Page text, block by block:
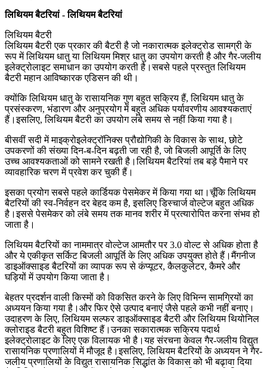
लिथियम बैटरियां - लिथियम बैटरियां
लिथियम बैटरी
लिथियम बैटरी एक प्रकार की बैटरी है जो नकारात्मक इलेक्ट्रोड सामग्री के
रूप में लिथियम धातु या लिथियम मिश्र धातु का उपयोग करती है और गैर-जलीय
इलेक्ट्रोलाइट समाधान का उपयोग करती है।सबसे पहले प्रस्तुत लिथियम
बैटरी महान आविष्कारक एडिसन की थी।
क्योंकि लिथियम धातु के रासायनिक गुण बहुत सक्रिय हैं, लिथियम धातु के
प्रसंस्करण, भंडारण और अनुप्रयोग में बहुत अधिक पर्यावरणीय आवश्यकताएं
हैं।इसलिए, लिथियम बैटरी का उपयोग लंबे समय से नहीं किया गया है।
बीसवीं सदी में माइक्रोइलेक्ट्रॉनिक्स प्रौद्योगिकी के विकास के साथ, छोटे
उपकरणों की संख्या दिन-ब-दिन बढ़ती जा रही है, जो बिजली आपूर्ति के लिए
उच्च आवश्यकताओं को सामने रखती है।लिथियम बैटरियां तब बड़े पैमाने पर
व्यावहारिक चरण में प्रवेश कर चुकी हैं।
इसका प्रयोग सबसे पहले कार्डियक पेसमेकर में किया गया था।चूँकि लिथियम
बैटरियों की स्व-निर्वहन दर बेहद कम है, इसलिए डिस्चार्ज वोल्टेज बहुत अधिक
है।इससे पेसमेकर को लंबे समय तक मानव शरीर में प्रत्यारोपित करना संभव हो
जाता है।
लिथियम बैटरियों का नाममात्र वोल्टेज आमतौर पर 3.0 वोल्ट से अधिक होता है
और ये एकीकृत सर्किट बिजली आपूर्ति के लिए अधिक उपयुक्त होते हैं।मैंगनीज
डाइऑक्साइड बैटरियों का व्यापक रूप से कंप्यूटर, कैलकुलेटर, कैमरे और
घड़ियों में उपयोग किया जाता है।
बेहतर प्रदर्शन वाली किस्मों को विकसित करने के लिए विभिन्न सामग्रियों का
अध्ययन किया गया है।और फिर ऐसे उत्पाद बनाएं जैसे पहले कभी नहीं बनाए।
उदाहरण के लिए, लिथियम सल्फर डाइऑक्साइड बैटरी और लिथियम थियोनिल
क्लोराइड बैटरी बहुत विशिष्ट हैं।उनका सकारात्मक सक्रिय पदार्थ
इलेक्ट्रोलाइट के लिए एक विलायक भी है।यह संरचना केवल गैर-जलीय विद्युत
रासायनिक प्रणालियों में मौजूद है।इसलिए, लिथियम बैटरियों के अध्ययन ने गैर-
जलीय प्रणालियों के विद्युत रासायनिक सिद्धांत के विकास को भी बढ़ावा दिया